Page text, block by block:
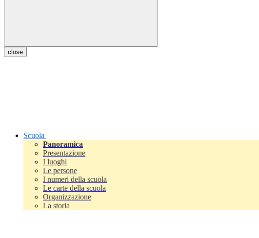
close
Scuola
Panoramica
Presentazione
I luoghi
Le persone
I numeri della scuola
Le carte della scuola
Organizzazione
La storia